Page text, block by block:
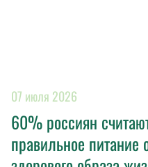
07 июля 2026
60% россиян
правильное питание